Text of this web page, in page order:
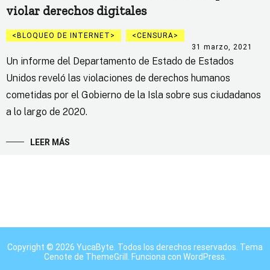
violar derechos digitales
BLOQUEO DE INTERNET
CENSURA
31 marzo, 2021
Un informe del Departamento de Estado de Estados
Unidos reveló las violaciones de derechos humanos
cometidas por el Gobierno de la Isla sobre sus ciudadanos
a lo largo de 2020.
LEER MÁS
Copyright © 2026 YucaByte . Todos los derechos reservados. Tema
Cenote de ThemeGrill. Funciona con WordPress